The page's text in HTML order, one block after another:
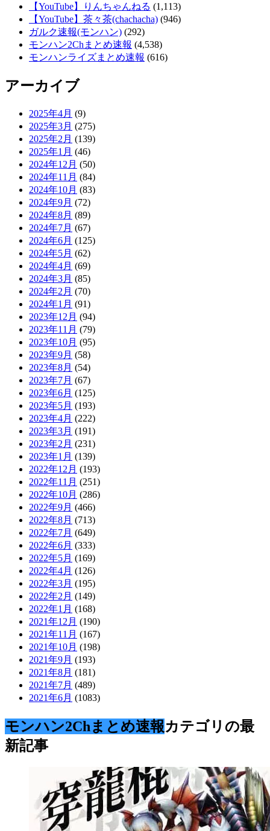
【YouTube】りんちゃんねる (1,113)
【YouTube】茶々茶(chachacha) (946)
ガルク速報(モンハン) (292)
モンハン2Chまとめ速報 (4,538)
モンハンライズまとめ速報 (616)
アーカイブ
2025年4月 (9)
2025年3月 (275)
2025年2月 (139)
2025年1月 (46)
2024年12月 (50)
2024年11月 (84)
2024年10月 (83)
2024年9月 (72)
2024年8月 (89)
2024年7月 (67)
2024年6月 (125)
2024年5月 (62)
2024年4月 (69)
2024年3月 (85)
2024年2月 (70)
2024年1月 (91)
2023年12月 (94)
2023年11月 (79)
2023年10月 (95)
2023年9月 (58)
2023年8月 (54)
2023年7月 (67)
2023年6月 (125)
2023年5月 (193)
2023年4月 (222)
2023年3月 (191)
2023年2月 (231)
2023年1月 (139)
2022年12月 (193)
2022年11月 (251)
2022年10月 (286)
2022年9月 (466)
2022年8月 (713)
2022年7月 (649)
2022年6月 (333)
2022年5月 (169)
2022年4月 (126)
2022年3月 (195)
2022年2月 (149)
2022年1月 (168)
2021年12月 (190)
2021年11月 (167)
2021年10月 (198)
2021年9月 (193)
2021年8月 (181)
2021年7月 (489)
2021年6月 (1083)
モンハン2Chまとめ速報カテゴリの最
新記事